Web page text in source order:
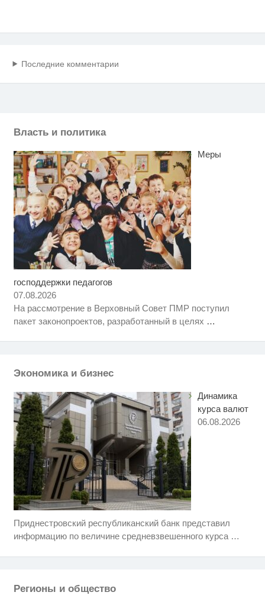
Последние комментарии
Власть и политика
Меры
господдержки педагогов
07.08.2026
На рассмотрение в Верховный Совет ПМР поступил
пакет законопроектов, разработанный в целях …
Экономика и бизнес
Динамика
курса валют
06.08.2026
Приднестровский республиканский банк представил
информацию по величине средневзвешенного курса …
Регионы и общество
Ролик длится несколько секунд,
Королева вагона отожгла! Видео
не оставит равнодушным
i
Ролик длится пару секунд, но
Этот танец невесты оставит вас
Ролик из Омска: вы будете